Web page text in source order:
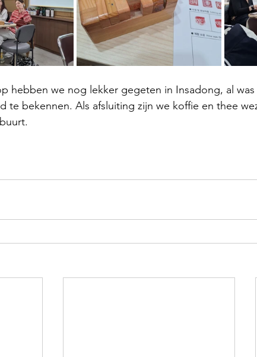
hebben we nog lekker gegeten in Insadong, al
te bekennen. Als afsluiting zijn we koffie en thee